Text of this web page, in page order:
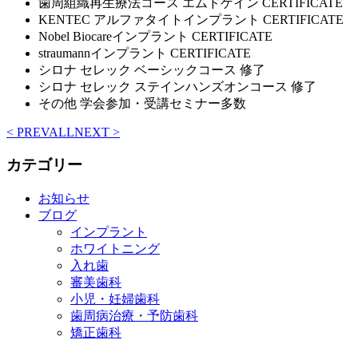
歯周組織再生療法コース エムドゲイン CERTIFICATE
KENTEC アルファタイトインプラント CERTIFICATE
Nobel Biocareインプラント CERTIFICATE
straumannインプラント CERTIFICATE
シロナ セレック ベーシックコース 修了
シロナ セレック ステインハンズオンコース 修了
その他 学会参加・受講セミナー多数
< PREVALLNEXT >
カテゴリー
お知らせ
ブログ
インプラント
ホワイトニング
入れ歯
審美歯科
小児・妊婦歯科
歯周病治療・予防歯科
矯正歯科